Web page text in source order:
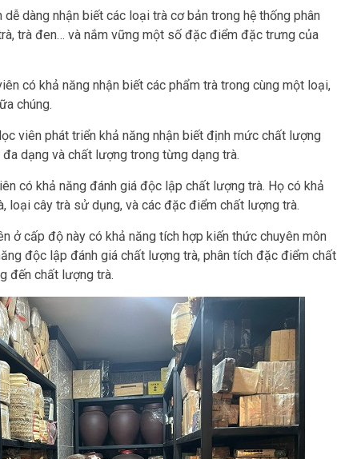
dàng nhận biết các loại trà cơ bản trong hệ thống phân
trà đen… và nắm vững một số đặc điểm đặc trưng của
có khả năng nhận biết các phẩm trà trong cùng một loại,
chúng.
viên phát triển khả năng nhận biết định mức chất lượng
dạng và chất lượng trong từng dạng trà.
có khả năng đánh giá độc lập chất lượng trà. Họ có khả
loại cây trà sử dụng, và các đặc điểm chất lượng trà.
ở cấp độ này có khả năng tích hợp kiến thức chuyên môn
độc lập đánh giá chất lượng trà, phân tích đặc điểm chất
đến chất lượng trà.